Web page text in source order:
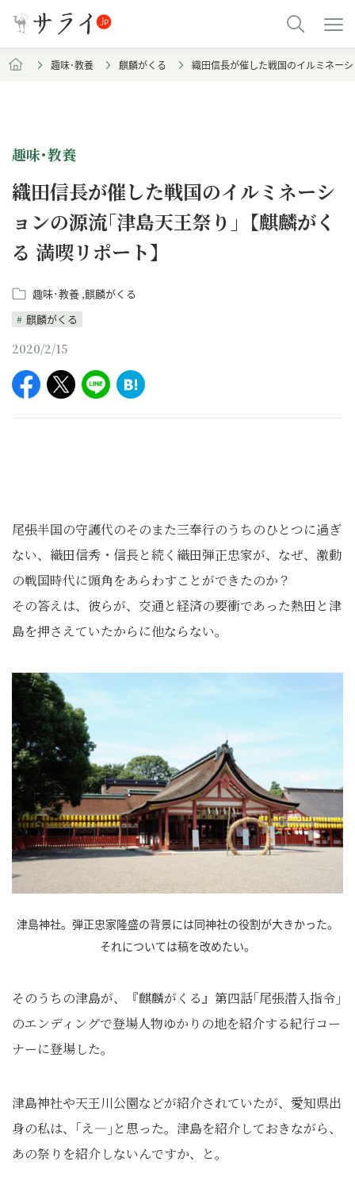
趣味･教養 麒麟がくる 織田信長が催した戦国のイルミネー
趣味･教養
織田信長が催した戦国のイルミネーシ
ョンの源流｢津島天王祭り｣【麒麟がく
る 満喫リポート】
趣味･教養 麒麟がくる
麒麟がくる
2020/2/15
尾張半国の守護代のそのまた三奉行のうちのひとつに過ぎ
ない、織田信秀・信長と続く織田弾正忠家が、なぜ、激動
の戦国時代に頭角をあらわすことができたのか？
その答えは、彼らが、交通と経済の要衝であった熱田と津
島を押さえていたからに他ならない。
津島神社。弾正忠家隆盛の背景には同神社の役割が大きかった。
それについては稿を改めたい。
そのうちの津島が、『麒麟がくる』第四話｢尾張潜入指令｣
のエンディングで登場人物ゆかりの地を紹介する紀行コー
ナーに登場した。
津島神社や天王川公園などが紹介されていたが、愛知県出
身の私は、｢え―｣と思った。津島を紹介しておきながら、
あの祭りを紹介しないんですか、と。